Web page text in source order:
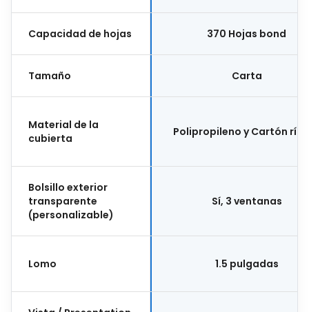
Capacidad de hojas 370 Hojas bond
Tamaño Carta
Material de la
cubierta
Polipropileno y Cartón
Bolsillo exterior
transparente
(personalizable)
Sí, 3 ventanas
Lomo 1.5 pulgadas